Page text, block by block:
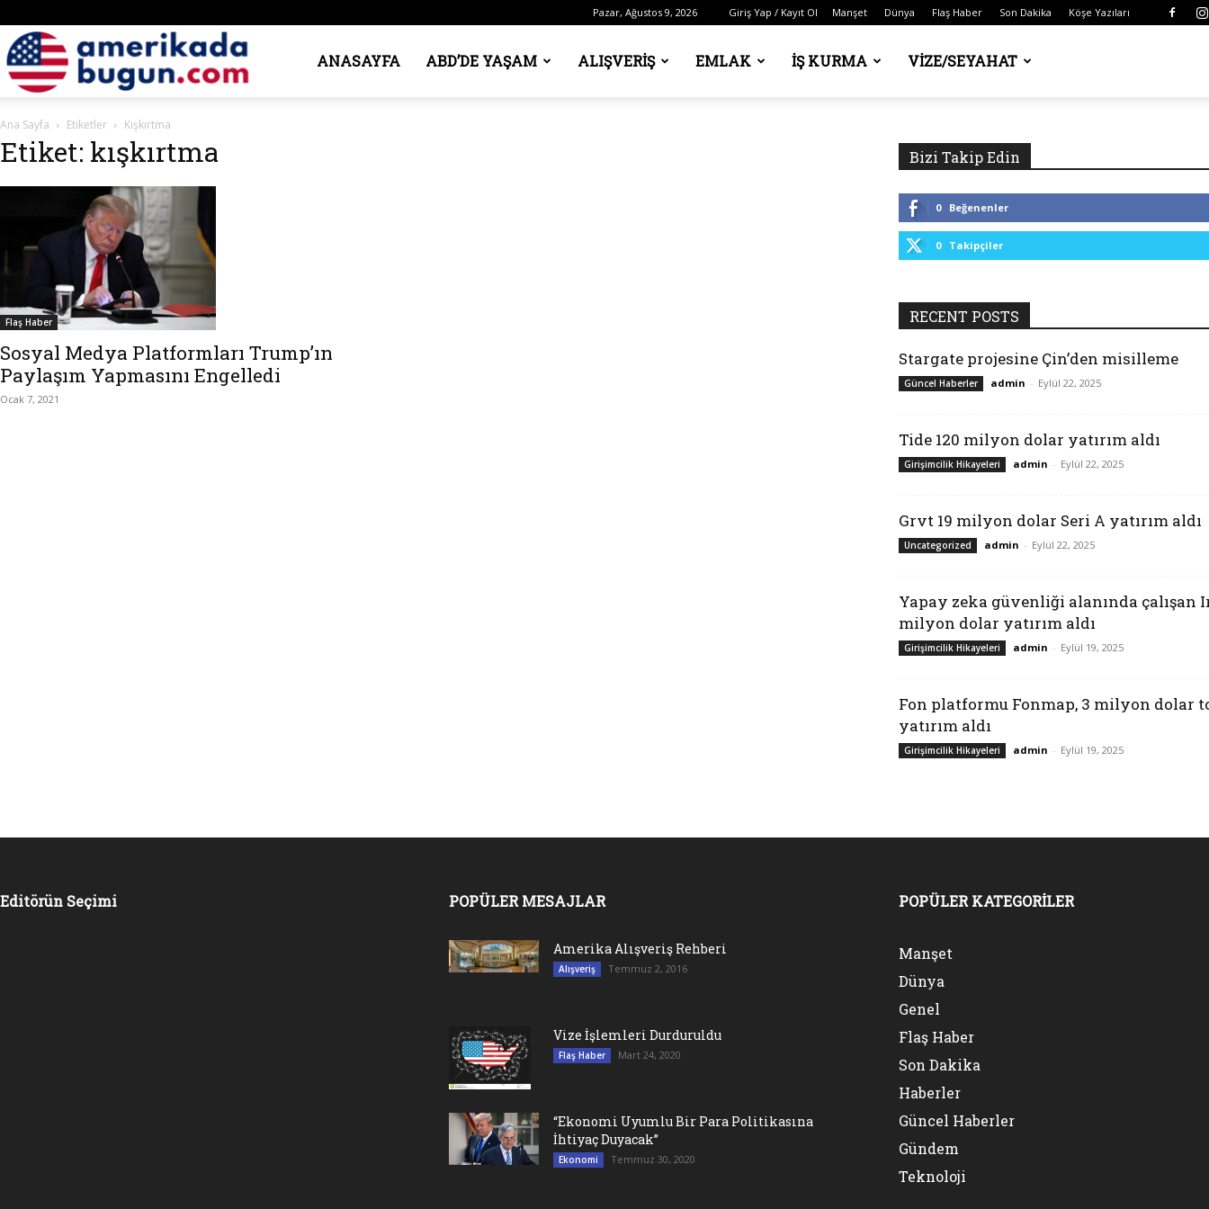
Pazar, Ağustos 9, 2026 Giriş Yap / Kayıt Ol Manşet Dünya Flaş Haber Son Dakika Köşe Yazıları
Amerika’daANASAYFA ABD’DE YAŞAM ALIŞVERIŞ EMLAK İŞ KURMA VIZE/SEYAHAT
Ana Sayfa Etiketler Kışkırtma
Etiket: kışkırtma
Flaş Haber
Sosyal Medya Platformları Trump’ın
Paylaşım Yapmasını Engelledi
Ocak 7, 2021
Bizi Takip Edin
0 Beğenenler
0 Takipçiler
RECENT POSTS
Stargate projesine Çin’den misilleme
Güncel Haberler admin - Eylül 22, 2025
Tide 120 milyon dolar yatırım aldı
Girişimcilik Hikayeleri admin - Eylül 22, 2025
Grvt 19 milyon dolar Seri A yatırım aldı
Uncategorized admin - Eylül 22, 2025
Yapay zeka güvenliği alanında çalışan
milyon dolar yatırım aldı
Girişimcilik Hikayeleri admin - Eylül 19, 2025
Fon platformu Fonmap, 3 milyon dolar
yatırım aldı
Girişimcilik Hikayeleri admin - Eylül 19, 2025
Editörün Seçimi POPÜLER MESAJLAR
Amerika Alışveriş Rehberi
Alışveriş Temmuz 2, 2016
Vize İşlemleri Durduruldu
Flaş Haber Mart 24, 2020
“Ekonomi Uyumlu Bir Para Politikasına
İhtiyaç Duyacak”
Ekonomi Temmuz 30, 2020
POPÜLER KATEGORİLER
Manşet
Dünya
Genel
Flaş Haber
Son Dakika
Haberler
Güncel Haberler
Gündem
Teknoloji